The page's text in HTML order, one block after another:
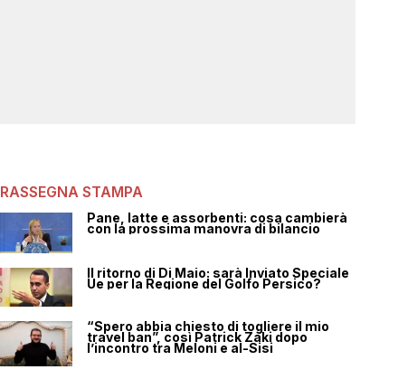
RASSEGNA STAMPA
Pane, latte e assorbenti: cosa cambierà
con la prossima manovra di bilancio
Il ritorno di Di Maio: sarà Inviato Speciale
Ue per la Regione del Golfo Persico?
“Spero abbia chiesto di togliere il mio
travel ban”, così Patrick Zaki dopo
l’incontro tra Meloni e al-Sisi